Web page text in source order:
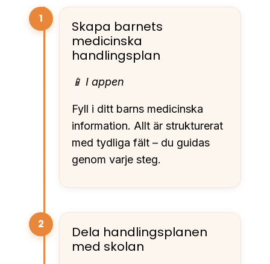
1
Skapa barnets
medicinska
handlingsplan
📱 I appen
Fyll i ditt barns medicinska
information. Allt är strukturerat
med tydliga fält – du guidas
genom varje steg.
2
Dela handlingsplanen
med skolan